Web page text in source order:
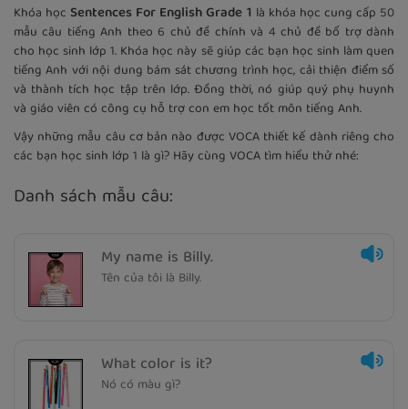
Khóa học Sentences For English Grade 1 là khóa học cung cấp 50
mẫu câu tiếng Anh theo 6 chủ đề chính và 4 chủ đề bổ trợ dành
cho học sinh lớp 1. Khóa học này sẽ giúp các bạn học sinh làm quen
tiếng Anh với nội dung bám sát chương trình học, cải thiện điểm số
và thành tích học tập trên lớp. Đồng thời, nó giúp quý phụ huynh
và giáo viên có công cụ hỗ trợ con em học tốt môn tiếng Anh.
Vậy những mẫu câu cơ bản nào được VOCA thiết kế dành riêng cho
các bạn học sinh lớp 1 là gì? Hãy cùng VOCA tìm hiểu thử nhé:
Danh sách mẫu câu:
My name is Billy.
Tên của tôi là Billy.
What color is it?
Nó có màu gì?